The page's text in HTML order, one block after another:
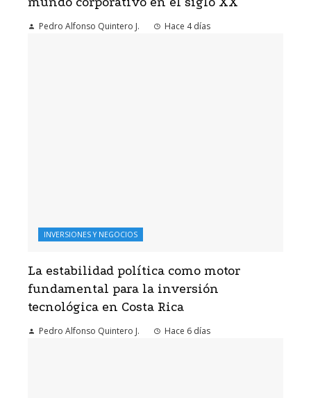
Pedro Alfonso Quintero J. Hace 4 días
INVERSIONES Y NEGOCIOS
La estabilidad política como motor
fundamental para la inversión
tecnológica en Costa Rica
Pedro Alfonso Quintero J. Hace 6 días